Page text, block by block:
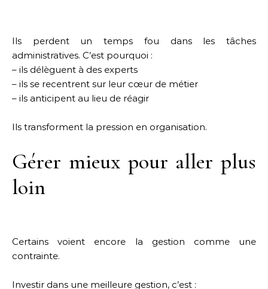
Ils perdent un temps fou dans les tâches
administratives. C’est pourquoi :
– ils délèguent à des experts
– ils se recentrent sur leur cœur de métier
– ils anticipent au lieu de réagir
Ils transforment la pression en organisation.
Gérer mieux pour aller plus
loin
Certains voient encore la gestion comme une
contrainte.
Investir dans une meilleure gestion, c’est :